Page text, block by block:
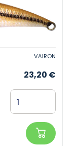
VAIRON
23,20 €